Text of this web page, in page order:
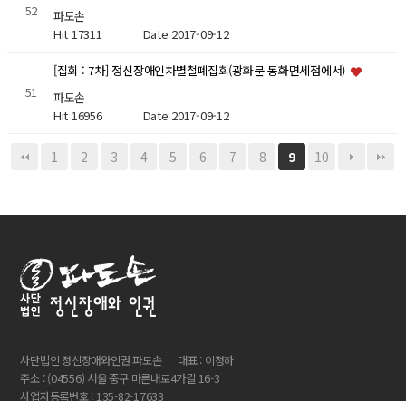
52
파도손
Hit 17311 Date 2017-09-12
51
[집회 : 7차] 정신장애인차별철폐집회(광화문 동화면세점에서)
파도손
Hit 16956 Date 2017-09-12
1 2 3 4 5 6 7 8 9 10
사단법인 정신장애와인권 파도손
대표 : 이정하
주소 : (04556) 서울 중구 마른내로4가길 16-3
사업자등록번호 : 135-82-17633